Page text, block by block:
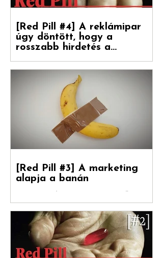
[Red Pill #4] A reklámipar
úgy döntött, hogy a
rosszabb hirdetés a
boldogulása kulcsa
Folytatódik tovább sorozatunk. Debreceni
Jánossal, a Hogyan nőnek a márkák
fordítójával Kovács Levente (White Rabbit
[Red Pill #3] A marketing
alapja a banán
Debreceni Jánossal , a Hogyan nőnek a
márkák című könyv fordítójával Kovács
Levente [ White Rabbit kreatívigazgató,
Reklámtörténet...